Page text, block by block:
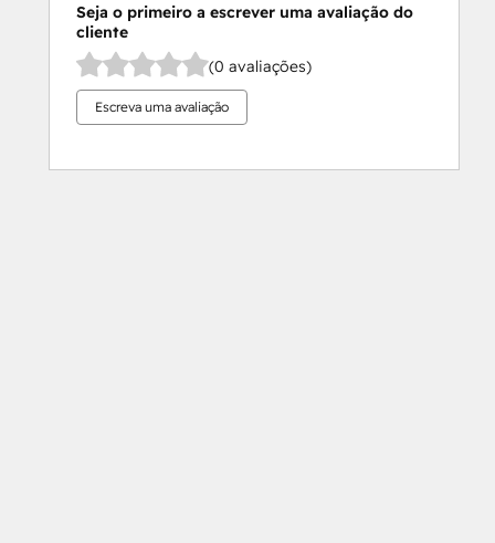
Seja o primeiro a escrever uma avaliação do
cliente
(0 avaliações)
Escreva uma avaliação